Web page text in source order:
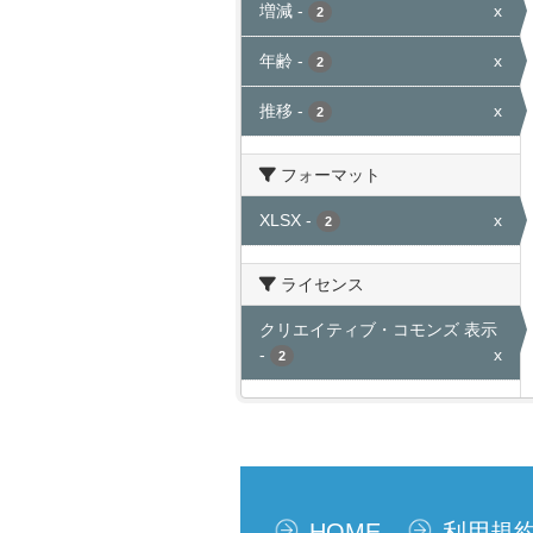
増減 - 2 x
年齢 - 2 x
推移 - 2 x
フォーマット
XLSX - 2 x
ライセンス
クリエイティブ・コモンズ 表示
-
2 x